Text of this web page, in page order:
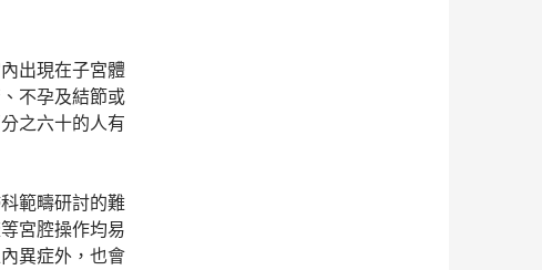
出現在子宮體
不孕及結節或
之六十的人有
範疇研討的難
宮腔操作均易
異症外，也會